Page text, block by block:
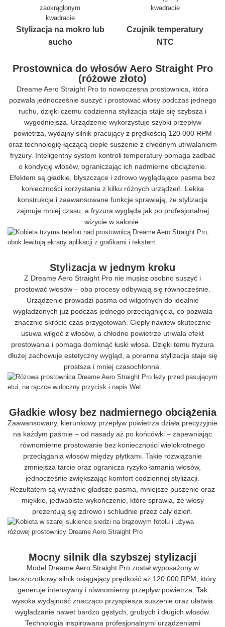
Stylizacja na mokro lub
sucho
Czujnik temperatury
NTC
Prostownica do włosów Aero Straight Pro
(różowe złoto)
Dreame Aero Straight Pro to nowoczesna prostownica, która
pozwala jednocześnie suszyć i prostować włosy podczas jednego
ruchu, dzięki czemu codzienna stylizacja staje się szybsza i
wygodniejsza. Urządzenie wykorzystuje szybki przepływ
powietrza, wydajny silnik pracujący z prędkością 120 000 RPM
oraz technologię łączącą ciepłe suszenie z chłodnym utrwalaniem
fryzury. Inteligentny system kontroli temperatury pomaga zadbać
o kondycję włosów, ograniczając ich nadmierne obciążenie.
Efektem są gładkie, błyszczące i zdrowo wyglądające pasma bez
konieczności korzystania z kilku różnych urządzeń. Lekka
konstrukcja i zaawansowane funkcje sprawiają, że stylizacja
zajmuje mniej czasu, a fryzura wygląda jak po profesjonalnej
wizycie w salonie.
Stylizacja w jednym kroku
Z Dreame Aero Straight Pro nie musisz osobno suszyć i
prostować włosów – oba procesy odbywają się równocześnie.
Urządzenie prowadzi pasma od wilgotnych do idealnie
wygładzonych już podczas jednego przeciągnięcia, co pozwala
znacznie skrócić czas przygotowań. Ciepły nawiew skutecznie
usuwa wilgoć z włosów, a chłodne powietrze utrwala efekt
prostowania i pomaga domknąć łuski włosa. Dzięki temu fryzura
dłużej zachowuje estetyczny wygląd, a poranna stylizacja staje się
prostsza i mniej czasochłonna.
Gładkie włosy bez nadmiernego obciążenia
Zaawansowany, kierunkowy przepływ powietrza działa precyzyjnie
na każdym paśmie – od nasady aż po końcówki – zapewniając
równomierne prostowanie bez konieczności wielokrotnego
przeciągania włosów między płytkami. Takie rozwiązanie
zmniejsza tarcie oraz ogranicza ryzyko łamania włosów,
jednocześnie zwiększając komfort codziennej stylizacji.
Rezultatem są wyraźnie gładsze pasma, mniejsze puszenie oraz
miękkie, jedwabiste wykończenie, które sprawia, że włosy
prezentują się zdrowo i schludnie przez cały dzień.
Mocny silnik dla szybszej stylizacji
Model Dreame Aero Straight Pro został wyposażony w
bezszczotkowy silnik osiągający prędkość aż 120 000 RPM, który
generuje intensywny i równomierny przepływ powietrza. Tak
wysoka wydajność znacząco przyspiesza suszenie oraz ułatwia
wygładzanie nawet bardzo gęstych, grubych i długich włosów.
Technologia inspirowana profesjonalnymi urządzeniami